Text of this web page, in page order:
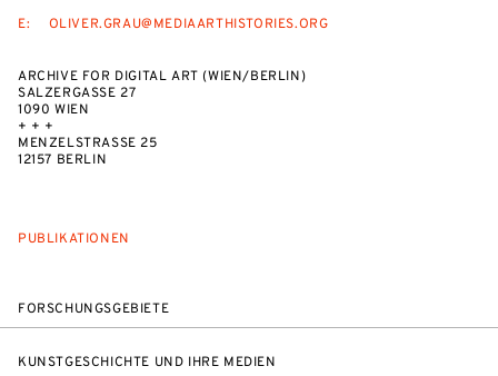
E:
OLIVER.GRAU@MEDIAARTHISTORIES.ORG
ARCHIVE FOR DIGITAL ART (WIEN/BERLIN)
SALZERGASSE 27
1090 WIEN
+ + +
MENZELSTRASSE 25
12157 BERLIN
PUBLIKATIONEN
FORSCHUNGSGEBIETE
KUNSTGESCHICHTE UND IHRE MEDIEN